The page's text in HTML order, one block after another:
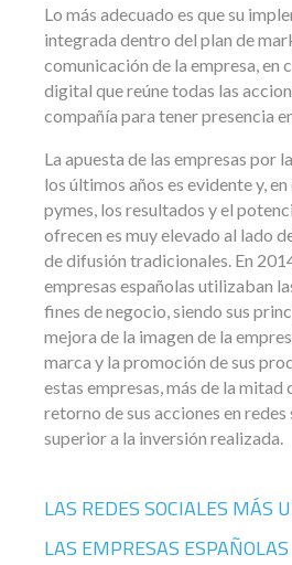
Lo más adecuado es que su
integrada dentro del plan de
comunicación de la empresa, en
digital que reúne todas las
compañía para tener presencia
La apuesta de las empresas por
los últimos años es evidente y,
pymes, los resultados y el
ofrecen es muy elevado al lado
de difusión tradicionales. En
empresas españolas utilizaban
fines de negocio, siendo sus
mejora de la imagen de la
marca y la promoción de sus
estas empresas, más de la mitad
retorno de sus acciones en
superior a la inversión realizada.
LAS REDES SOCIALES MÁS
LAS EMPRESAS ESPAÑOLAS